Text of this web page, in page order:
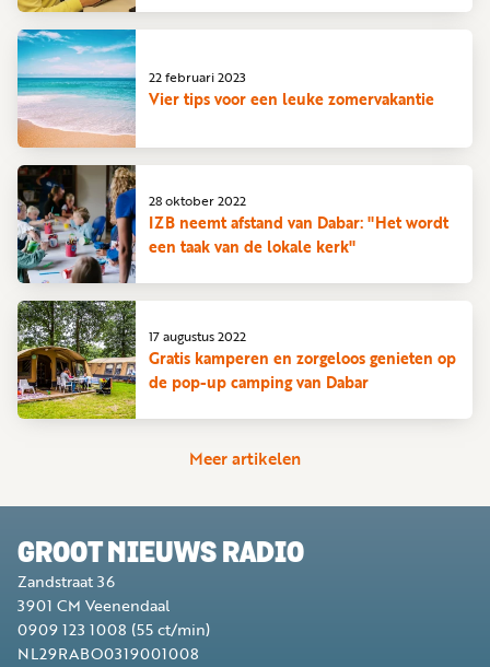
Vier tips voor een leuke zomervakantie
22 februari 2023
IZB neemt afstand van Dabar: "Het wordt
een taak van de lokale kerk"
28 oktober 2022
Gratis kamperen en zorgeloos genieten op
de pop-up camping van Dabar
17 augustus 2022
Meer artikelen
GROOT NIEUWS RADIO
Zandstraat 36
3901 CM Veenendaal
0909 123 1008 (55 ct/min)
NL29RABO0319001008